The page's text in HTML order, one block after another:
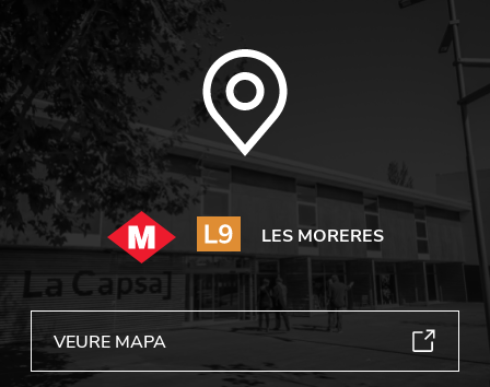
LES MORERES
VEURE MAPA